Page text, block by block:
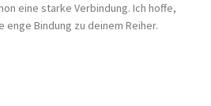
eine starke Verbindung. Ich hoffe,
enge Bindung zu deinem Reiher.